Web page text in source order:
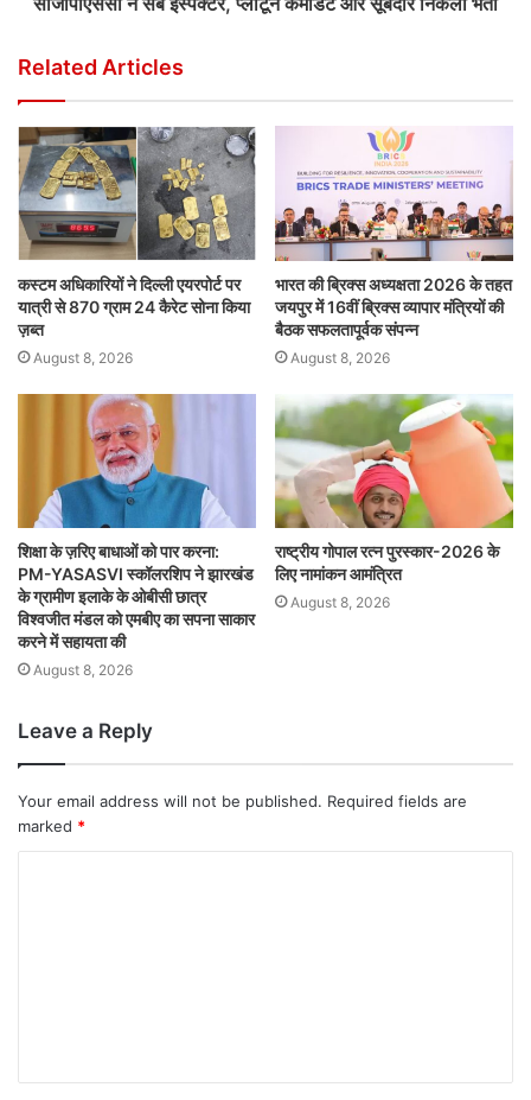
Related Articles
कस्टम अधिकारियों ने दिल्ली एयरपोर्ट पर
यात्री से 870 ग्राम 24 कैरेट सोना किया
ज़ब्त
August 8, 2026
भारत की ब्रिक्‍स अध्यक्षता 2026 के तहत
जयपुर में 16वीं ब्रिक्‍स व्यापार मंत्रियों की
बैठक सफलतापूर्वक संपन्न
August 8, 2026
शिक्षा के ज़रिए बाधाओं को पार करना:
PM-YASASVI स्कॉलरशिप ने झारखंड
के ग्रामीण इलाके के ओबीसी छात्र
विश्वजीत मंडल को एमबीए का सपना साकार
करने में सहायता की
August 8, 2026
राष्ट्रीय गोपाल रत्न पुरस्कार-2026 के
लिए नामांकन आमंत्रित
August 8, 2026
Leave a Reply
Your email address will not be published. Required fields are
marked *